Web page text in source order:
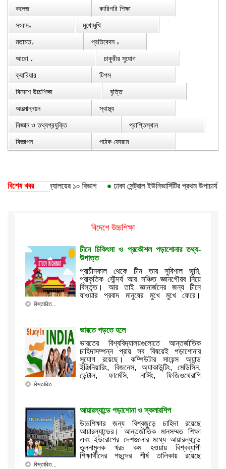
কলেজ
কারিগরি শিক্ষা
সংবাদ∨
মুখোমুখি
মতামত∨ প্রতিবেদন ∨
আরো ∨
চাকুরীর সুযোগ
ক্যারিয়ার
টিপস
বিদেশে উচ্চশিক্ষা
বৃত্তি
আত্মোন্নয়ন
স্বাস্থ্য
বিজ্ঞান ও তথ্যপ্রযুক্তি
প্রাপ্তিস্থান
বিজ্ঞাপন
পাঠক ফোরাম
বিশেষ খবর
ঢাকা বিশ্ববিদ্যালয়ের ১০ বিভাগ ● ঢাকা সেন্ট্রাল ইউনিভার্সিটির প্রথম উপাচার্য ড.
বিদেশে উচ্চশিক্ষা
চীনে চিকিৎসা ও প্রকৌশল পড়াশোনার তথ্য-
উপাত্ত
প্রাচীনকাল থেকে চীন তার সুবিশাল ভূমি,
প্রাকৃতিক সৌন্দর্য আর সঞ্চিত জ্ঞানগৌরব নিয়ে
বিস্তৃত। আর তাই জ্ঞানার্জনের জন্য চীনে
যাওয়ার প্রবাদ মানুষের মুখে মুখে ফেরে।
বিস্তারিত...
ভারতে পড়তে হলে
ভারতের বিশ্ববিদ্যালয়গুলোতে আন্তর্জাতিক
চাহিদাসম্পন্ন প্রায় সব বিষয়েই পড়াশোনার
সুযোগ রয়েছে। কম্পিউটার সায়েন্স অ্যান্ড
ইঞ্জিনিয়ারিং, বিজনেস, অ্যাকাউন্টিং, মেডিসিন,
ডেন্টাল, ফার্মেসি, নার্সিং, ফিজিওথেরাপি
বিস্তারিত...
আয়ারল্যান্ডে পড়াশোনা ও স্কলারশিপ
উচ্চশিক্ষার জন্য বিশ্বজুড়ে চাহিদা রয়েছে
আয়ারল্যান্ডের। আন্তর্জাতিক মানসম্মত শিক্ষা
এবং ইউরোপের দেশগুলোর মধ্যে আয়ারল্যান্ডে
তুলনামূলক খরচ কম হওয়ায় বিশ্বব্যাপী
শিক্ষার্থীদের পছন্দের শীর্ষ তালিকায় রয়েছে
বিস্তারিত...